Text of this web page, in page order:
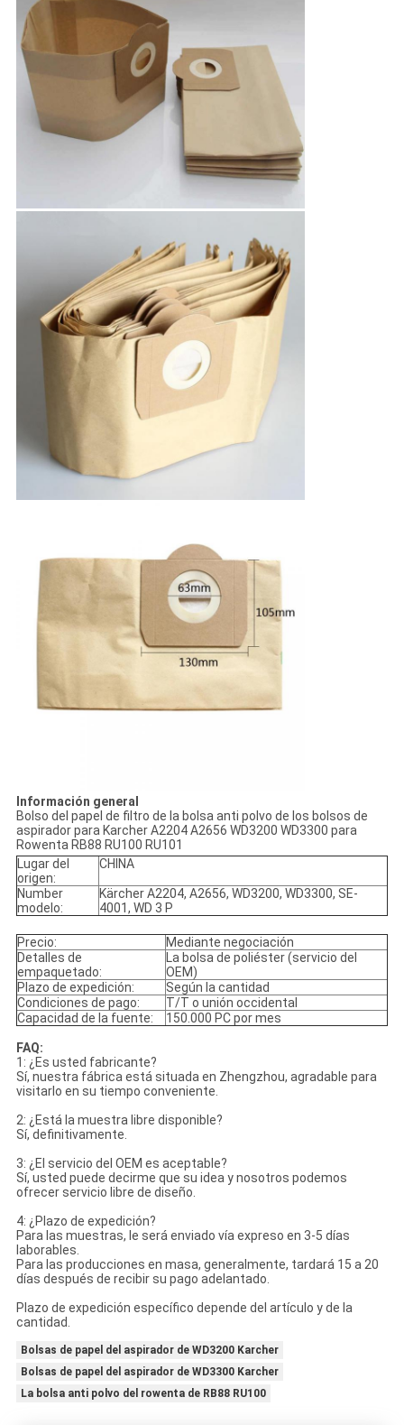
Información general
Bolso del papel de filtro de la bolsa anti polvo de los bolsos de
aspirador para Karcher A2204 A2656 WD3200 WD3300 para
Rowenta RB88 RU100 RU101
Lugar del
origen:
CHINA
Number
modelo:
Kärcher A2204, A2656, WD3200, WD3300, SE-
4001, WD 3 P
Precio:
Mediante negociación
Detalles de
empaquetado:
La bolsa de poliéster (servicio del
OEM)
Plazo de expedición:
Según la cantidad
Condiciones de pago:
T/T o unión occidental
Capacidad de la fuente:
150.000 PC por mes
FAQ:
1: ¿Es usted fabricante?
Sí, nuestra fábrica está situada en Zhengzhou, agradable para
visitarlo en su tiempo conveniente.
2: ¿Está la muestra libre disponible?
Sí, definitivamente.
3: ¿El servicio del OEM es aceptable?
Sí, usted puede decirme que su idea y nosotros podemos
ofrecer servicio libre de diseño.
4: ¿Plazo de expedición?
Para las muestras, le será enviado vía expreso en 3-5 días
laborables.
Para las producciones en masa, generalmente, tardará 15 a 20
días después de recibir su pago adelantado.
Plazo de expedición específico depende del artículo y de la
cantidad.
Bolsas de papel del aspirador de WD3200 Karcher
Bolsas de papel del aspirador de WD3300 Karcher
La bolsa anti polvo del rowenta de RB88 RU100